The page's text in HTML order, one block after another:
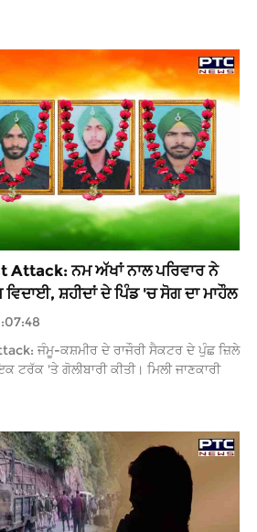
ਨਮ ਅੱਖਾਂ ਨਾਲ ਪਰਿਵਾਰ ਨੇ
ਵਿਦਾਈ, ਸ਼ਹੀਦਾਂ ਦੇ ਪਿੰਡ 'ਚ ਸੋਗ ਦਾ ਮਾਹੌਲ
ਜੰਮੂ-ਕਸ਼ਮੀਰ ਦੇ ਰਾਜੌਰੀ ਸੈਕਟਰ ਦੇ ਪੁੰਛ ਜ਼ਿਲੇ
'ਤੇ ਗੋਲੀਬਾਰੀ ਕੀਤੀ। ਮਿਲੀ ਜਾਣਕਾਰੀ